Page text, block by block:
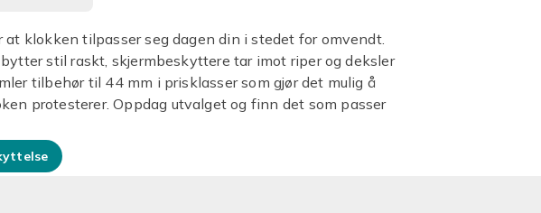
klokken tilpasser seg dagen din i stedet for omvendt.
stil raskt, skjermbeskyttere tar imot riper og deksler
tilbehør til 44 mm i prisklasser som gjør det mulig å
protesterer. Oppdag utvalget og finn det som passer